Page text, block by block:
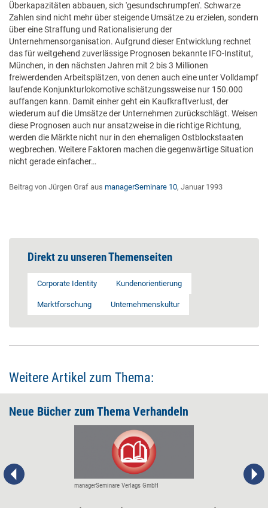
Überkapazitäten abbauen, sich 'gesundschrumpfen'. Schwarze
Zahlen sind nicht mehr über steigende Umsätze zu erzielen, sondern
über eine Straffung und Rationalisierung der
Unternehmensorganisation. Aufgrund dieser Entwicklung rechnet
das für weitgehend zuverlässige Prognosen bekannte IFO-Institut,
München, in den nächsten Jahren mit 2 bis 3 Millionen
freiwerdenden Arbeitsplätzen, von denen auch eine unter Volldampf
laufende Konjunkturlokomotive schätzungssweise nur 150.000
auffangen kann. Damit einher geht ein Kaufkraftverlust, der
wiederum auf die Umsätze der Unternehmen zurückschlägt. Weisen
diese Prognosen auch nur ansatzweise in die richtige Richtung,
werden die Märkte nicht nur in den ehemaligen Ostblockstaaten
wegbrechen. Weitere Faktoren machen die gegenwärtige Situation
nicht gerade einfacher…
Beitrag von Jürgen Graf aus managerSeminare 10, Januar 1993
Direkt zu unseren Themenseiten
Corporate Identity Kundenorientierung
Marktforschung Unternehmenskultur
Weitere Artikel zum Thema:
Neue Bücher zum Thema Verhandeln
managerSeminare Verlags GmbH